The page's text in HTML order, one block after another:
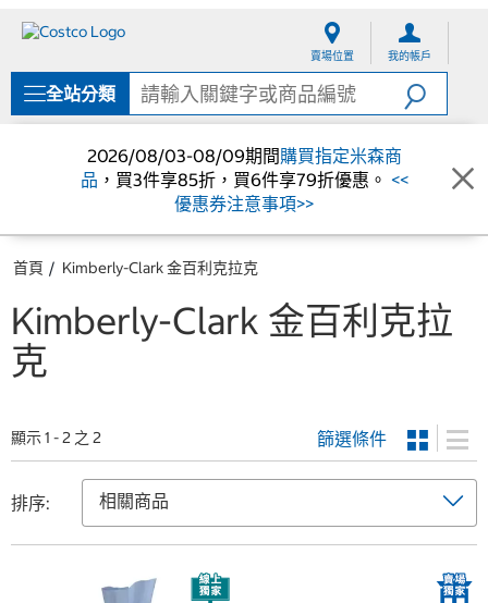
單
賣場位置 我的帳戶
全站分類
2026/08/03-08/09期間購買指定米森商
品 ，買3件享85折，買6件享79折優惠。 <<
優惠券注意事項>>
首頁 Kimberly-Clark 金百利克拉克
Kimberly-Clark 金百利克拉
克
顯示 1 - 2 之 2 篩選條件
排序: